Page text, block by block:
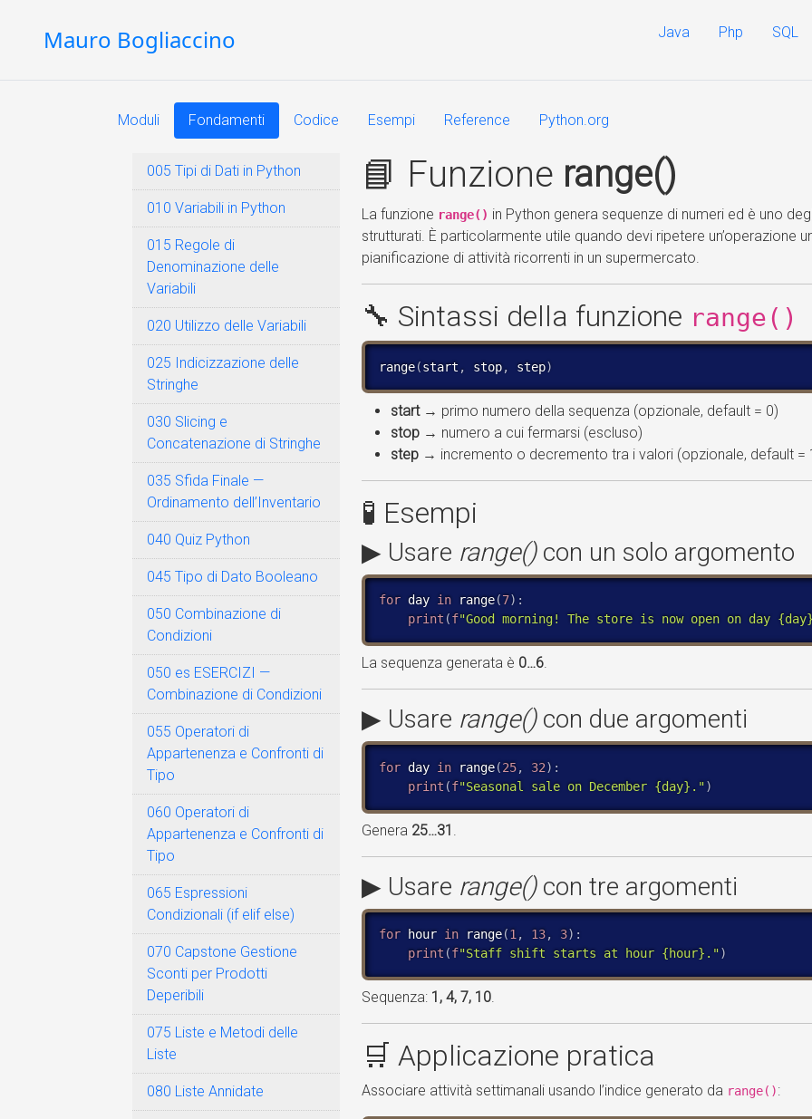
Mauro Bogliaccino Java Php SQL
Moduli Fondamenti Codice Esempi Reference Python.org
005 Tipi di Dati in Python
010 Variabili in Python
015 Regole di
Denominazione delle
Variabili
020 Utilizzo delle Variabili
025 Indicizzazione delle
Stringhe
030 Slicing e
Concatenazione di Stringhe
035 Sfida Finale —
Ordinamento dell’Inventario
040 Quiz Python
045 Tipo di Dato Booleano
050 Combinazione di
Condizioni
050 es ESERCIZI —
Combinazione di Condizioni
055 Operatori di
Appartenenza e Confronti di
Tipo
060 Operatori di
Appartenenza e Confronti di
Tipo
065 Espressioni
Condizionali (if elif else)
070 Capstone Gestione
Sconti per Prodotti
Deperibili
075 Liste e Metodi delle
Liste
080 Liste Annidate
📘 Funzione range()
La funzione range() in Python genera sequenze di numeri ed è uno
strutturati. È particolarmente utile quando devi ripetere un’operazione
pianificazione di attività ricorrenti in un supermercato.
🔧 Sintassi della funzione range()
range(start , stop, step)
start→ primo numero della sequenza (opzionale, default = 0)
stop → numero a cui fermarsi (escluso)
step → incremento o decremento tra i valori (opzionale, default =
🧪 Esempi
▶ Usare range()con un solo argomento
for day in range(7) :
print (f"Good morning! The store is now open on day
La sequenza generata è 0…6.
▶ Usare range()con due argomenti
for day in range(25, 32) :
print (f"Seasonal sale on December {day}.")
Genera 25…31
▶ Usare range()con tre argomenti
for hour in range(1, 13, 3) :
print (f"Staff shift starts at hour {hour}.")
Sequenza: 1, 4, 7, 10.
🛒 Applicazione pratica
Associare attività settimanali usando l’indice generato da range():